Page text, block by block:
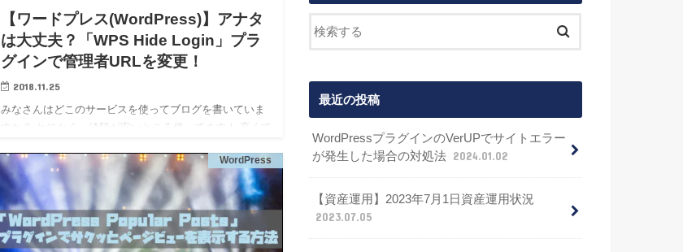
【ワードプレス(WordPress)】アナタ
は大丈夫？「WPS Hide Login」プラ
グインで管理者URLを変更！
2018.11.25
みなさんはどこのサービスを使ってブログを書いていま
すか？ とにかく、値段が安いところ使ってます！ 高くて
ろんな意見があると思います。 わたしはブログ記事内に
広告を載せて…
WordPress
最近の投稿
WordPressプラグインのVerUPでサイトエラー
が発生した場合の対処法 2024.01.02
【資産運用】2023年7月1日資産運用状況
2023.07.05